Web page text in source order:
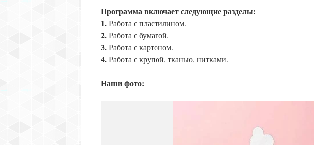
Программа включает следующие разделы:
1.Работа с пластилином.
2.Работа с бумагой.
3.Работа с картоном.
4.Работа с крупой, тканью, нитками.
Наши фото: